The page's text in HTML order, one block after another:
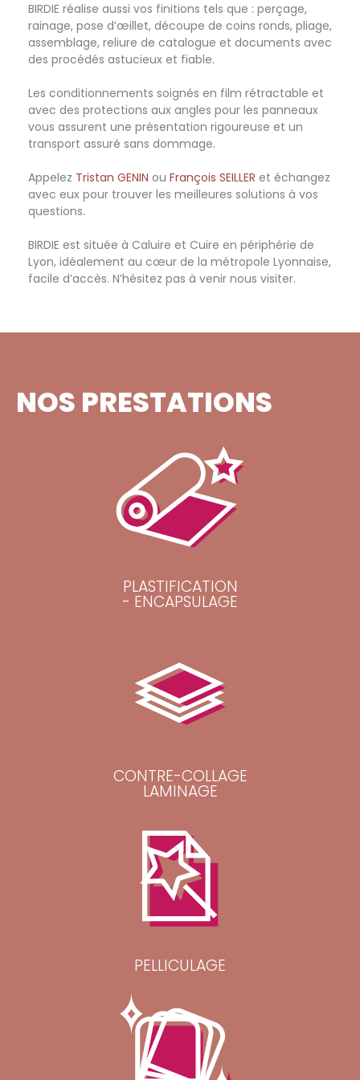
BIRDIE réalise aussi vos finitions tels que : perçage,
rainage, pose d’œillet, découpe de coins ronds, pliage,
assemblage, reliure de catalogue et documents avec
des procédés astucieux et fiable.
Les conditionnements soignés en film rétractable et
avec des protections aux angles pour les panneaux
vous assurent une présentation rigoureuse et un
transport assuré sans dommage.
Appelez Tristan GENIN ou François SEILLER et échangez
avec eux pour trouver les meilleures solutions à vos
questions.
BIRDIE est située à Caluire et Cuire en périphérie de
Lyon, idéalement au cœur de la métropole Lyonnaise,
facile d’accès. N’hésitez pas à venir nous visiter.
NOS PRESTATIONS
PLASTIFICATION
- ENCAPSULAGE
CONTRE-COLLAGE
LAMINAGE
PELLICULAGE